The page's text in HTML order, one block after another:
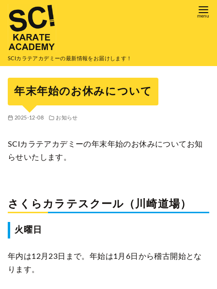
SCIカラテアカデミーの最新情報をお届けします！
年末年始のお休みについて
2025-12-08 お知らせ
SCIカラテアカデミーの年末年始のお休みについてお知
らせいたします。
さくらカラテスクール（川崎道場）
火曜日
年内は12月23日まで。年始は1月6日から稽古開始とな
ります。